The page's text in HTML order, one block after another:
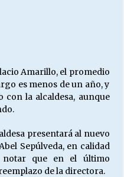
de la riqueza
Amarillo, el promedio
es menos de un año, y
con la alcaldesa, aunque
presentará al nuevo
Sepúlveda, en calidad
notar que en el último
de la directora.